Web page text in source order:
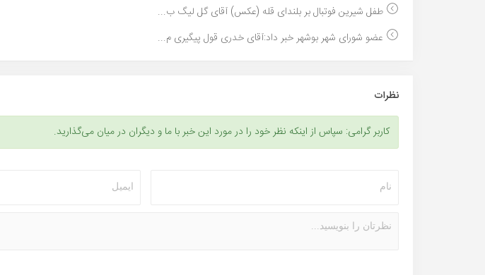
طفل شیرین فوتبال بر بلندای قله (عکس) آقای گل لیگ ب...
عضو شورای شهر بوشهر خبر داد:آقای خدری قول پیگیری م...
نظرات
کاربر گرامی: سپاس از اینکه نظر خود را در مورد این خبر با ما و دیگران در میان می‌گذارید.